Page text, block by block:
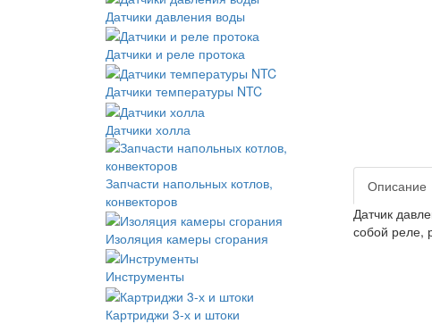
Датчики давления воды
Датчики и реле протока
Датчики температуры NTC
Датчики холла
Запчасти напольных котлов,
конвекторов
Изоляция камеры сгорания
Инструменты
Картриджи 3-х и штоки
Описание
Датчик
собой реле,